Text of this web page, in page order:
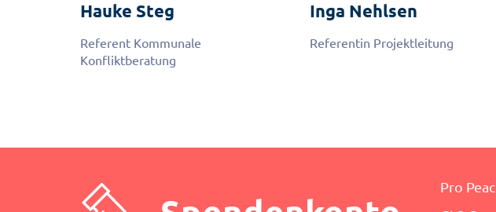
Hauke Steg
Referent Kommunale
Konfliktberatung
Inga Nehlsen
Referentin Projektleitung
Pro